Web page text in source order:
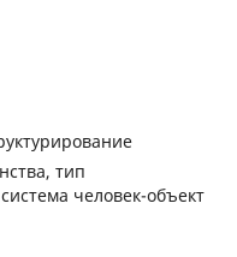
тип
человек-объект